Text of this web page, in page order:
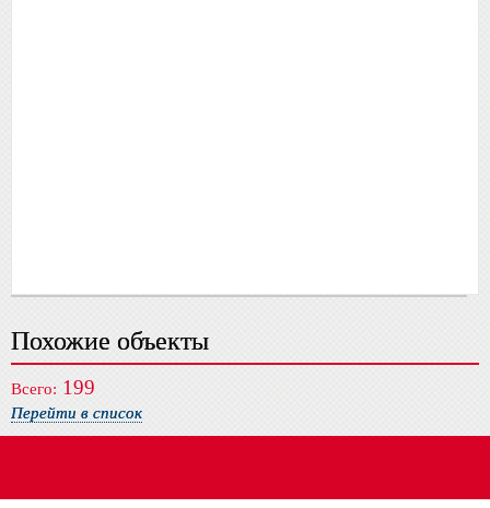
Похожие объекты
Всего: 199
Перейти в список